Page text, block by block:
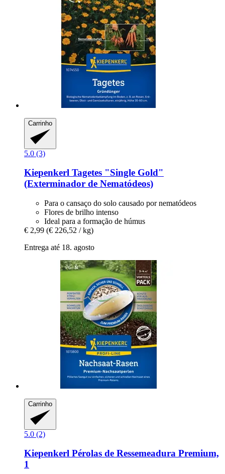
Carrinho
5.0 (3)
Kiepenkerl Tagetes "Single Gold"
(Exterminador de Nematódeos)
Para o cansaço do solo causado por nematódeos
Flores de brilho intenso
Ideal para a formação de húmus
€ 2,99 (€ 226,52 / kg)
Entrega até 18. agosto
Carrinho
5.0 (2)
Kiepenkerl Pérolas de Ressemeadura Premium,
1